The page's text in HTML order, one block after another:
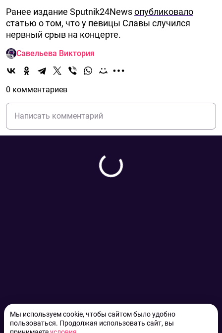
Мы используем cookie, чтобы сайтом было удобно
пользоваться. Продолжая использовать сайт, вы
Ранее издание Sputnik24Newsопубликовало
статью о том, что у певицы Славы случился
нервный срыв на концерте.
Савельева Виктория
0 комментариев